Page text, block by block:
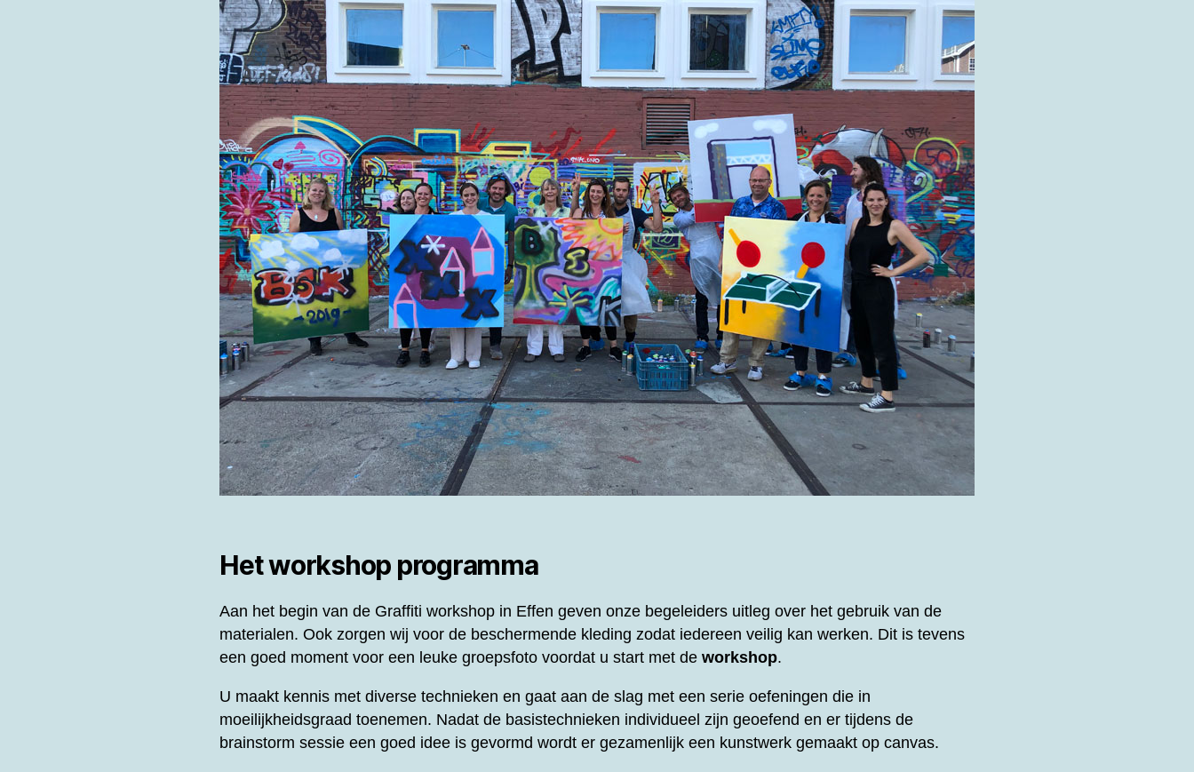
Het workshop programma
Aan het begin van de Graffiti workshop in Effen geven onze begeleiders uitleg over het gebruik van de
materialen. Ook zorgen wij voor de beschermende kleding zodat iedereen veilig kan werken. Dit is tevens
een goed moment voor een leuke groepsfoto voordat u start met de workshop.
U maakt kennis met diverse technieken en gaat aan de slag met een serie oefeningen die in
moeilijkheidsgraad toenemen. Nadat de basistechnieken individueel zijn geoefend en er tijdens de
brainstorm sessie een goed idee is gevormd wordt er gezamenlijk een kunstwerk gemaakt op canvas.